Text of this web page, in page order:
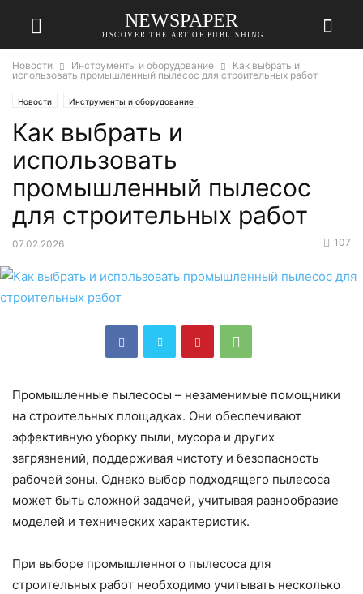
NEWSPAPER
DISCOVER THE ART OF PUBLISHING
Новости Инструменты и оборудование
Как выбрать и
использовать промышленный пылесос для строительных работ
Новости Инструменты и оборудование
Как выбрать и
использовать
промышленный пылесос
для строительных работ
07.02.2026 107
Промышленные пылесосы – незаменимые помощники
на строительных площадках. Они обеспечивают
эффективную уборку пыли, мусора и других
загрязнений, поддерживая чистоту и безопасность
рабочей зоны. Однако выбор подходящего пылесоса
может быть сложной задачей, учитывая разнообразие
моделей и технических характеристик.
При выборе промышленного пылесоса для
строительных работ необходимо учитывать несколько